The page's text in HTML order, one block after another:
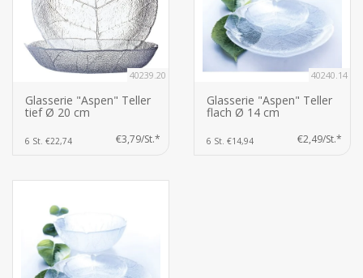
40239.20
Glasserie "Aspen" Teller
tief Ø 20 cm
6 St. €22,74 €3,79/St.*
40240.14
Glasserie "Aspen" Teller
flach Ø 14 cm
6 St. €14,94 €2,49/St.*